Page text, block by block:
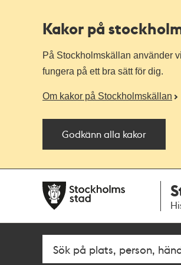
Kakor på
På Stockholmskällan använder
fungera på ett bra sätt för dig.
Om kakor på Stockholmskällan
Godkänn alla kakor
navigationen
huvudinnehållet
Fritextsök